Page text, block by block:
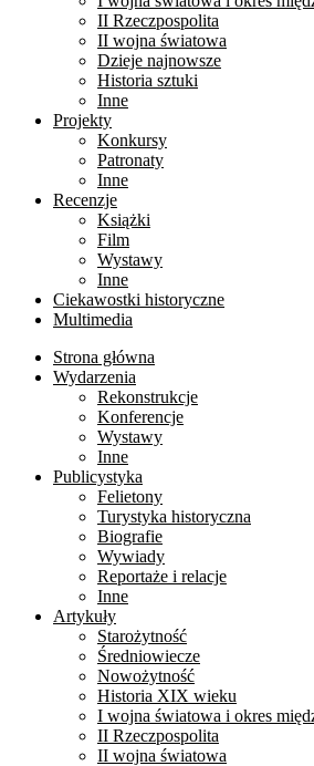
II Rzeczpospolita
II wojna światowa
Dzieje najnowsze
Historia sztuki
Inne
Projekty
Konkursy
Patronaty
Inne
Recenzje
Książki
Film
Wystawy
Inne
Ciekawostki historyczne
Multimedia
Strona główna
Wydarzenia
Rekonstrukcje
Konferencje
Wystawy
Inne
Publicystyka
Felietony
Turystyka historyczna
Biografie
Wywiady
Reportaże i relacje
Inne
Artykuły
Starożytność
Średniowiecze
Nowożytność
Historia XIX wieku
I wojna światowa i okres
II Rzeczpospolita
II wojna światowa